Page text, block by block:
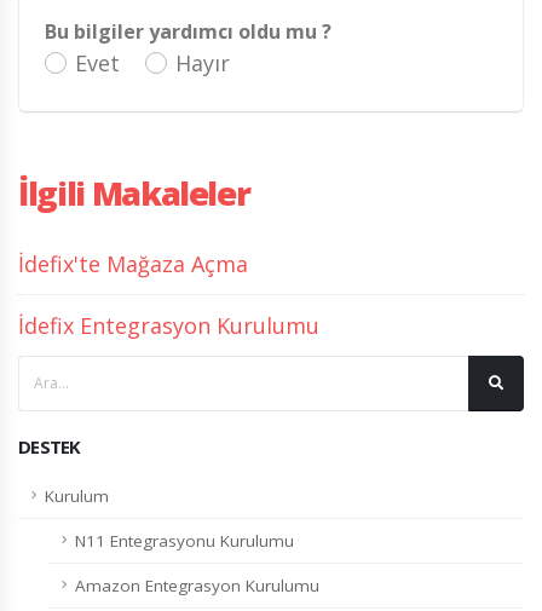
DESTEK
Kurulum
N11 Entegrasyonu Kurulumu
Amazon Entegrasyon Kurulumu
Bu bilgiler yardımcı oldu mu ?
Evet Hayır
İlgili Makaleler
İdefix'te Mağaza Açma
İdefix Entegrasyon Kurulumu